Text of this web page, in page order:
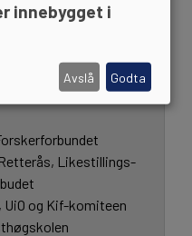
gruppe mot
Likestillings-
UiO og Kif-komiteen
innebygget i
Avslå Godta